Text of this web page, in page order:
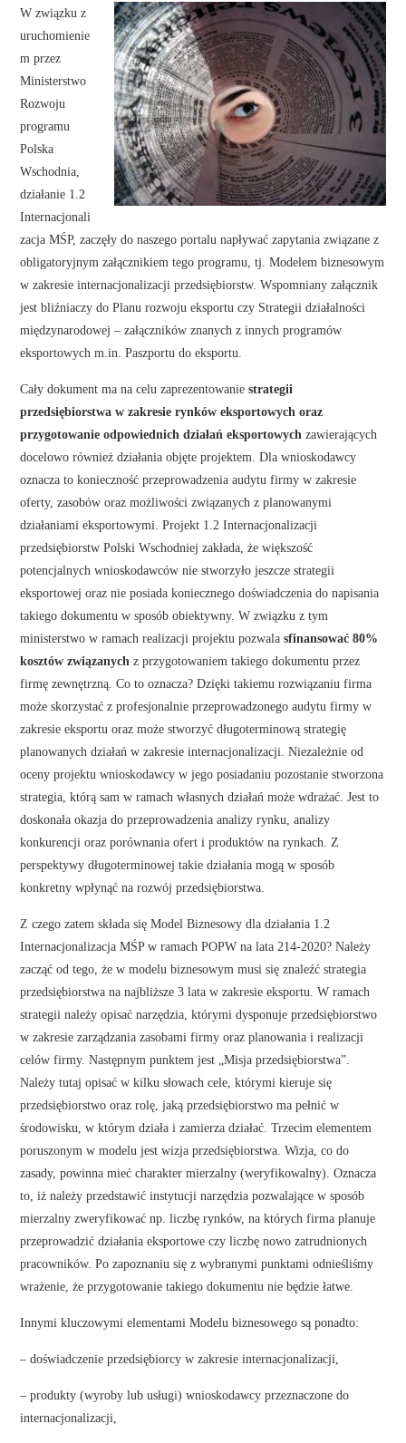
W związku z
uruchomienie
m przez
Ministerstwo
Rozwoju
programu
Polska
Wschodnia,
działanie 1.2
Internacjonali
zacja MŚP, zaczęły do naszego portalu napływać zapytania związane z
obligatoryjnym załącznikiem tego programu, tj. Modelem biznesowym
w zakresie internacjonalizacji przedsiębiorstw. Wspomniany załącznik
jest bliźniaczy do Planu rozwoju eksportu czy Strategii działalności
międzynarodowej – załączników znanych z innych programów
eksportowych m.in. Paszportu do eksportu.
Cały dokument ma na celu zaprezentowaniestrategii
przedsiębiorstwa w zakresie rynków eksportowych oraz
przygotowanie odpowiednich działań eksportowych zawierających
docelowo również działania objęte projektem. Dla wnioskodawcy
oznacza to konieczność przeprowadzenia audytu firmy w zakresie
oferty, zasobów oraz możliwości związanych z planowanymi
działaniami eksportowymi. Projekt 1.2 Internacjonalizacji
przedsiębiorstw Polski Wschodniej zakłada, że większość
potencjalnych wnioskodawców nie stworzyło jeszcze strategii
eksportowej oraz nie posiada koniecznego doświadczenia do napisania
takiego dokumentu w sposób obiektywny. W związku z tym
ministerstwo w ramach realizacji projektu pozwalasfinansować 80%
kosztów związanych z przygotowaniem takiego dokumentu przez
firmę zewnętrzną. Co to oznacza? Dzięki takiemu rozwiązaniu firma
może skorzystać z profesjonalnie przeprowadzonego audytu firmy w
zakresie eksportu oraz może stworzyć długoterminową strategię
planowanych działań w zakresie internacjonalizacji. Niezależnie od
oceny projektu wnioskodawcy w jego posiadaniu pozostanie stworzona
strategia, którą sam w ramach własnych działań może wdrażać. Jest to
doskonała okazja do przeprowadzenia analizy rynku, analizy
konkurencji oraz porównania ofert i produktów na rynkach. Z
perspektywy długoterminowej takie działania mogą w sposób
konkretny wpłynąć na rozwój przedsiębiorstwa.
Z czego zatem składa się Model Biznesowy dla działania 1.2
Internacjonalizacja MŚP w ramach POPW na lata 214-2020? Należy
zacząć od tego, że w modelu biznesowym musi się znaleźć strategia
przedsiębiorstwa na najbliższe 3 lata w zakresie eksportu. W ramach
strategii należy opisać narzędzia, którymi dysponuje przedsiębiorstwo
w zakresie zarządzania zasobami firmy oraz planowania i realizacji
celów firmy. Następnym punktem jest „Misja przedsiębiorstwa”.
Należy tutaj opisać w kilku słowach cele, którymi kieruje się
przedsiębiorstwo oraz rolę, jaką przedsiębiorstwo ma pełnić w
środowisku, w którym działa i zamierza działać. Trzecim elementem
poruszonym w modelu jest wizja przedsiębiorstwa. Wizja, co do
zasady, powinna mieć charakter mierzalny (weryfikowalny). Oznacza
to, iż należy przedstawić instytucji narzędzia pozwalające w sposób
mierzalny zweryfikować np. liczbę rynków, na których firma planuje
przeprowadzić działania eksportowe czy liczbę nowo zatrudnionych
pracowników. Po zapoznaniu się z wybranymi punktami odnieśliśmy
wrażenie, że przygotowanie takiego dokumentu nie będzie łatwe.
Innymi kluczowymi elementami Modelu biznesowego są ponadto:
– doświadczenie przedsiębiorcy w zakresie internacjonalizacji,
– produkty (wyroby lub usługi) wnioskodawcy przeznaczone do
internacjonalizacji,